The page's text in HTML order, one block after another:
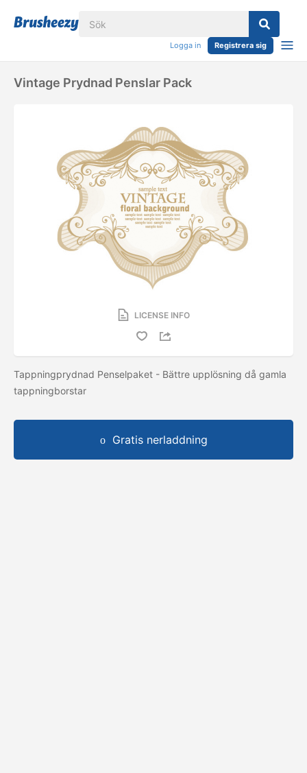
Logga in Registrera sig
Vintage Prydnad Penslar Pack
LICENSE INFO
Tappningprydnad Penselpaket - Bättre upplösning då gamla
tappningborstar
Gratis nerladdning